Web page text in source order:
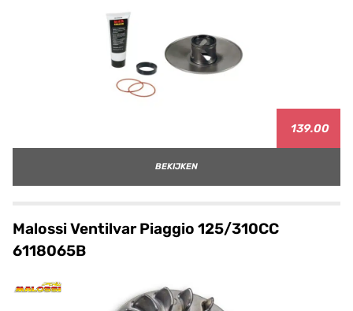
139.00
BEKIJKEN
Malossi Ventilvar Piaggio 125/310CC
6118065B